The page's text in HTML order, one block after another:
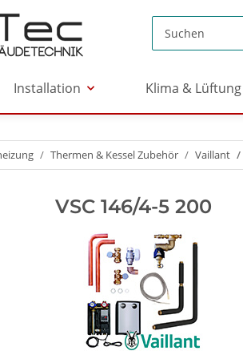
Installation Klima & Lüftung
Thermen & Kessel Zubehör Vaillant
VSC 146/4-5 200